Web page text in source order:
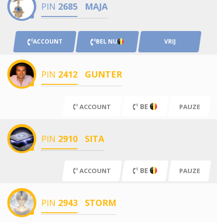
PIN 2685 MAJA
ACCOUNT BEL NU VRIJ
PIN 2412 GUNTER
ACCOUNT BE PAUZE
PIN 2910 SITA
ACCOUNT BE PAUZE
PIN 2943 STORM